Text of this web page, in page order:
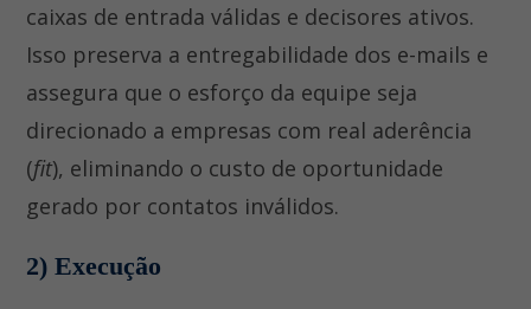
caixas de entrada válidas e decisores ativos.
Isso preserva a entregabilidade dos e-mails e
assegura que o esforço da equipe seja
direcionado a empresas com real aderência
(fit), eliminando o custo de oportunidade
gerado por contatos inválidos.
2) Execução